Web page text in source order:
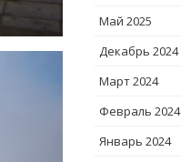
Май 2025
Декабрь 2024
Март 2024
Февраль 2024
Январь 2024